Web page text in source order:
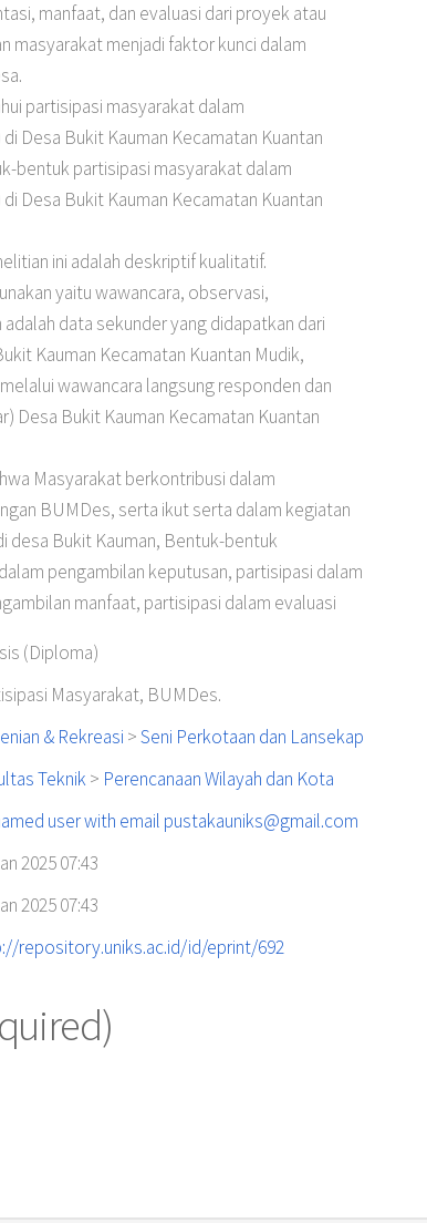
manfaat, dan evaluasi dari proyek atau
masyarakat menjadi faktor kunci dalam
partisipasi masyarakat dalam
Desa Bukit Kauman Kecamatan Kuantan
bentuk partisipasi masyarakat dalam
Desa Bukit Kauman Kecamatan Kuantan
ini adalah deskriptif kualitatif.
yaitu wawancara, observasi,
data sekunder yang didapatkan dari
Kauman Kecamatan Kuantan Mudik,
wawancara langsung responden dan
Desa Bukit Kauman Kecamatan Kuantan
Masyarakat berkontribusi dalam
BUMDes, serta ikut serta dalam kegiatan
desa Bukit Kauman, Bentuk-bentuk
pengambilan keputusan, partisipasi dalam
manfaat, partisipasi dalam evaluasi
(Diploma)
Masyarakat, BUMDes.
& Rekreasi >Seni Perkotaan dan Lansekap
Teknik> Perencanaan Wilayah dan Kota
user with email pustakauniks@gmail.com
2025 07:43
2025 07:43
repository.uniks.ac.id/id/eprint/692